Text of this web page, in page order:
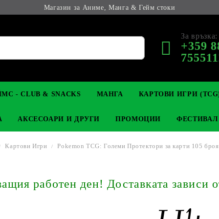
Магазин за Аниме, Манга & Гейм стоки
За връзка:
+359
КОЛЕКЦИОНЕРСКИ
YU-GI-OH! TCG
- CLUB & SNACKS МАНГА
LIGHT NOVEL
КАРТОВИ ИГРИ
MAGIC: THE GATHERING
АНИМЕ ФИГУРКИ
АКСЕСОАРИ И ДРУГИ
КЛЮЧОДЪРЖАТЕЛИ
ПРОМОЦИИ
Картови Игри Pokemon TCG: Големи Протектори за карти 105
работен ден! Доставката зависи